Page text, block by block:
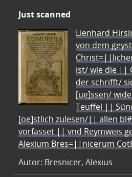
Just scanned
Lienhard
von dem
ist/ wie die ||
der schrifft/
[ue]ssen/
Teuffel ||
[oe]stlich zulesen/|| allen
vorfasset || vnd Reymweis
Alexium Bres=||nicerum
Autor: Bresnicer, Alexius